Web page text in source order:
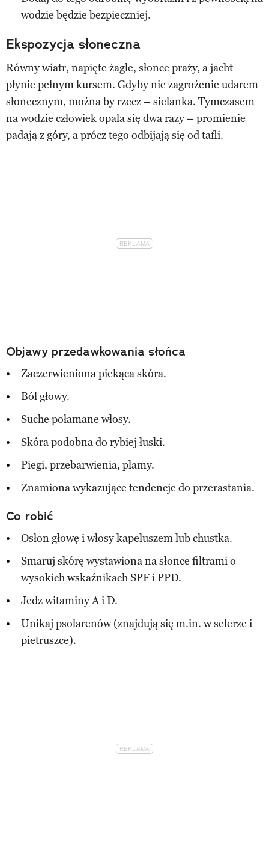
wodzie będzie bezpieczniej.
Ekspozycja słoneczna
Równy wiatr, napięte żagle, słonce praży, a jacht
płynie pełnym kursem. Gdyby nie zagrożenie udarem
słonecznym, można by rzecz – sielanka. Tymczasem
na wodzie człowiek opala się dwa razy – promienie
padają z góry, a prócz tego odbijają się od tafli.
Objawy przedawkowania słońca
Zaczerwieniona piekąca skóra.
Ból głowy.
Suche połamane włosy.
Skóra podobna do rybiej łuski.
Piegi, przebarwienia, plamy.
Znamiona wykazujące tendencje do przerastania.
Co robić
Osłon głowę i włosy kapeluszem lub chustka.
Smaruj skórę wystawiona na słonce filtrami o
wysokich wskaźnikach SPF i PPD.
Jedz witaminy A i D.
Unikaj psolarenów (znajdują się m.in. w selerze i
pietruszce).